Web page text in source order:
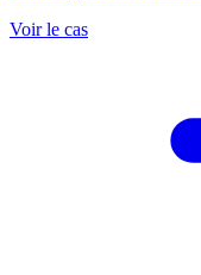
Voir le cas